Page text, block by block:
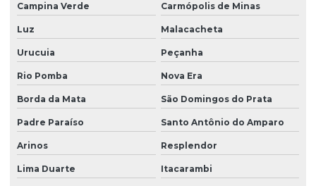
Campina Verde Carmópolis de Minas
Luz Malacacheta
Urucuia Peçanha
Rio Pomba Nova Era
Borda da Mata São Domingos do Prata
Padre Paraíso Santo Antônio do Amparo
Arinos Resplendor
Lima Duarte Itacarambi